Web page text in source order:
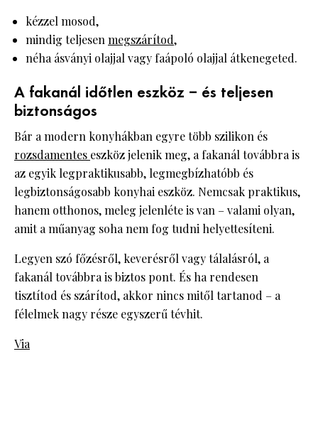
kézzel mosod,
mindig teljesenmegszárítod,
néha ásványi olajjal vagy faápoló olajjal átkenegeted.
A fakanál időtlen eszköz – és teljesen
biztonságos
Bár a modern konyhákban egyre több szilikon és
rozsdamentes eszköz jelenik meg, a fakanál továbbra is
az egyik legpraktikusabb, legmegbízhatóbb és
legbiztonságosabb konyhai eszköz. Nemcsak praktikus,
hanem otthonos, meleg jelenléte is van – valami olyan,
amit a műanyag soha nem fog tudni helyettesíteni.
Legyen szó főzésről, keverésről vagy tálalásról, a
fakanál továbbra is biztos pont. És ha rendesen
tisztítod és szárítod, akkor nincs mitől tartanod – a
félelmek nagy része egyszerű tévhit.
Via